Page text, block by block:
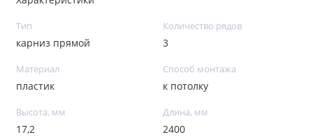
Тип
карниз прямой
Количество рядов
3
Материал
пластик
Способ монтажа
к потолку
Высота, мм
17,2
Длина, мм
2400